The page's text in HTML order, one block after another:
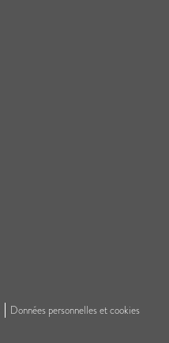
Données personnelles et cookies